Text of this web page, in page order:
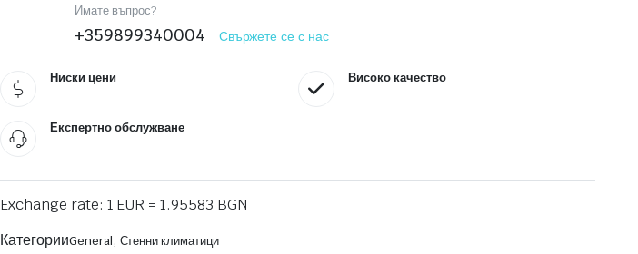
Имате въпрос?
+359899340004 Свържете се с нас
Ниски цени Високо качество
Експертно обслужване
Exchange rate: 1 EUR = 1.95583 BGN
КатегорииGeneral, Стенни климатици